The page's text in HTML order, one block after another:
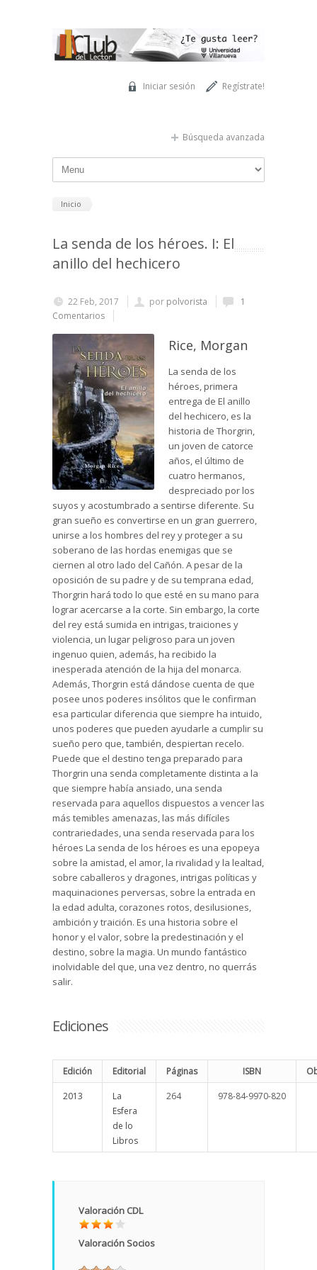
Regístrate!
Iniciar sesión
Búsqueda avanzada
Inicio
La senda de los héroes. I: El
anillo del hechicero
22 Feb, 2017 por polvorista
1
Comentarios
Rice, Morgan
La senda de los
héroes, primera
entrega de El anillo
del hechicero, es la
historia de Thorgrin,
un joven de catorce
años, el último de
cuatro hermanos,
despreciado por los
suyos y acostumbrado a sentirse diferente. Su
gran sueño es convertirse en un gran guerrero,
unirse a los hombres del rey y proteger a su
soberano de las hordas enemigas que se
ciernen al otro lado del Cañón. A pesar de la
oposición de su padre y de su temprana edad,
Thorgrin hará todo lo que esté en su mano para
lograr acercarse a la corte. Sin embargo, la corte
del rey está sumida en intrigas, traiciones y
violencia, un lugar peligroso para un joven
ingenuo quien, además, ha recibido la
inesperada atención de la hija del monarca.
Además, Thorgrin está dándose cuenta de que
posee unos poderes insólitos que le confirman
esa particular diferencia que siempre ha intuido,
unos poderes que pueden ayudarle a cumplir su
sueño pero que, también, despiertan recelo.
Puede que el destino tenga preparado para
Thorgrin una senda completamente distinta a la
que siempre había ansiado, una senda
reservada para aquellos dispuestos a vencer las
más temibles amenazas, las más difíciles
contrariedades, una senda reservada para los
héroes La senda de los héroes es una epopeya
sobre la amistad, el amor, la rivalidad y la lealtad,
sobre caballeros y dragones, intrigas políticas y
maquinaciones perversas, sobre la entrada en
la edad adulta, corazones rotos, desilusiones,
ambición y traición. Es una historia sobre el
honor y el valor, sobre la predestinación y el
destino, sobre la magia. Un mundo fantástico
inolvidable del que, una vez dentro, no querrás
salir.
Ediciones
Edición Editorial Páginas ISBN
2013
La
Esfera
de lo
Libros
264 978-84-9970-820
Valoración CDL
Valoración Socios